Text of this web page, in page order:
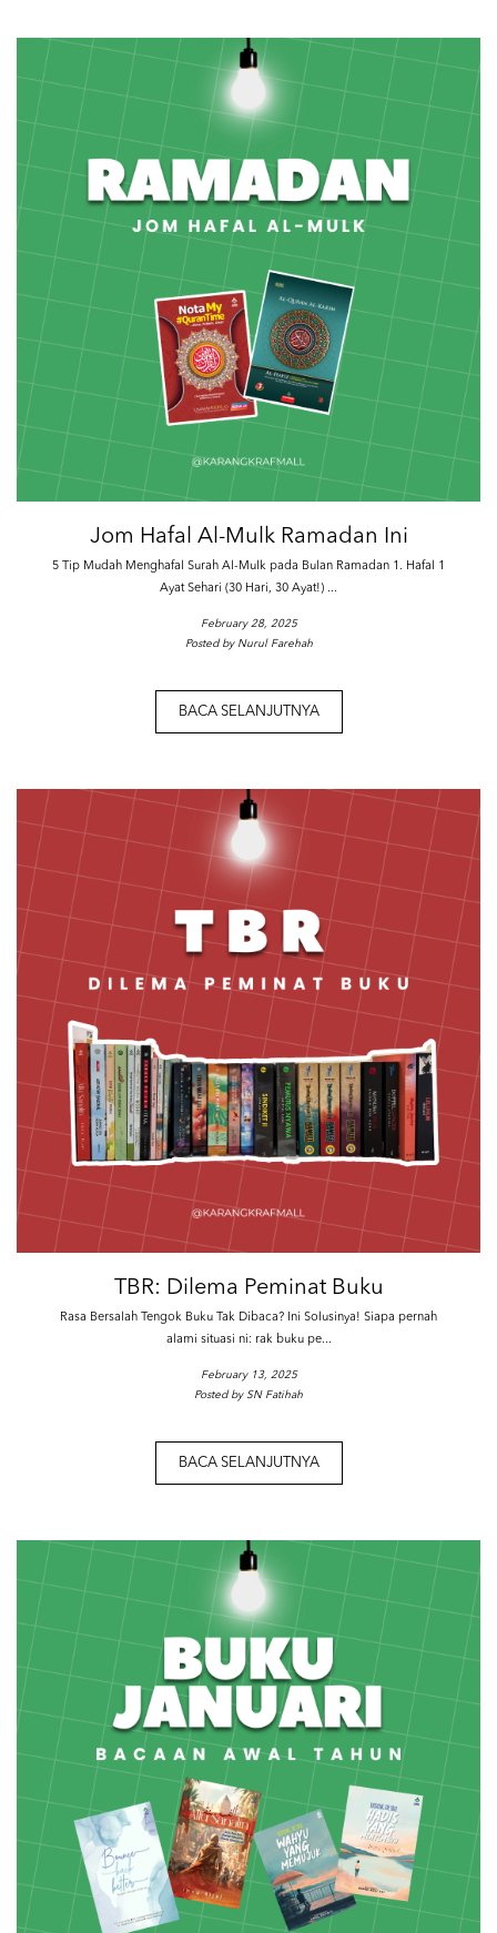
Jom Hafal Al-Mulk Ramadan Ini
5 Tip Mudah Menghafal Surah Al-Mulk pada Bulan Ramadan 1. Hafal 1
Ayat Sehari (30 Hari, 30 Ayat!) ...
February 28, 2025
Posted by Nurul Farehah
BACA SELANJUTNYA
TBR: Dilema Peminat Buku
Rasa Bersalah Tengok Buku Tak Dibaca? Ini Solusinya! Siapa pernah
alami situasi ni: rak buku pe...
February 13, 2025
Posted by SN Fatihah
BACA SELANJUTNYA